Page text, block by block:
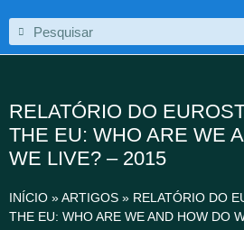
RELATÓRIO DO
THE EU: WHO ARE WE
WE LIVE? – 2015
INÍCIO »ARTIGOS » RELATÓRIO DO
THE EU: WHO ARE WE AND HOW DO